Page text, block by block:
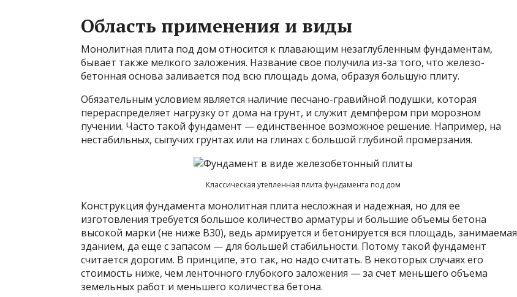
Область применения и виды
Монолитная плита под дом относится к плавающим незаглубленным фундаментам,
бывает также мелкого заложения. Название свое получила из-за того, что железо-
бетонная основа заливается под всю площадь дома, образуя большую плиту.
Обязательным условием является наличие песчано-гравийной подушки, которая
перераспределяет нагрузку от дома на грунт, и служит демпфером при морозном
пучении. Часто такой фундамент — единственное возможное решение. Например, на
нестабильных, сыпучих грунтах или на глинах с большой глубиной промерзания.
Классическая утепленная плита фундамента под дом
Конструкция фундамента монолитная плита несложная и надежная, но для ее
изготовления требуется большое количество арматуры и большие объемы бетона
высокой марки (не ниже B30), ведь армируется и бетонируется вся площадь, занимаемая
зданием, да еще с запасом — для большей стабильности. Потому такой фундамент
считается дорогим. В принципе, это так, но надо считать. В некоторых случаях его
стоимость ниже, чем ленточного глубокого заложения — за счет меньшего объема
земельных работ и меньшего количества бетона.